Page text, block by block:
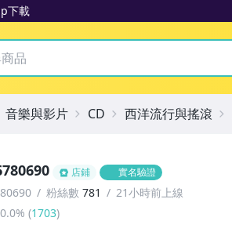
下載
店鋪 實名驗證
粉絲數 781
21小時前上線
(1703)
音樂與影片 CD 西洋流行與搖滾